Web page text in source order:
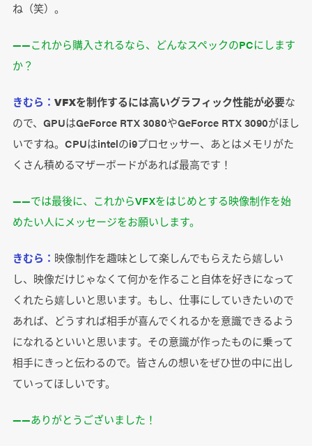
ね（笑）。
――これから購入されるなら、どんなスペックのPCにします
か？
きむら： VFXを制作するには高いグラフィック性能が必要な
ので、GPUはGeForce RTX 3080やGeForce RTX 3090がほし
いですね。CPUはintelのi9プロセッサー、あとはメモリがた
くさん積めるマザーボードがあれば最高です！
――では最後に、これからVFXをはじめとする映像制作を始
めたい人にメッセージをお願いします。
きむら： 映像制作を趣味として楽しんでもらえたら嬉しい
し、映像だけじゃなくて何かを作ること自体を好きになって
くれたら嬉しいと思います。もし、仕事にしていきたいので
あれば、どうすれば相手が喜んでくれるかを意識できるよう
になれるといいと思います。その意識が作ったものに乗って
相手にきっと伝わるので。皆さんの想いをぜひ世の中に出し
ていってほしいです。
――ありがとうございました！